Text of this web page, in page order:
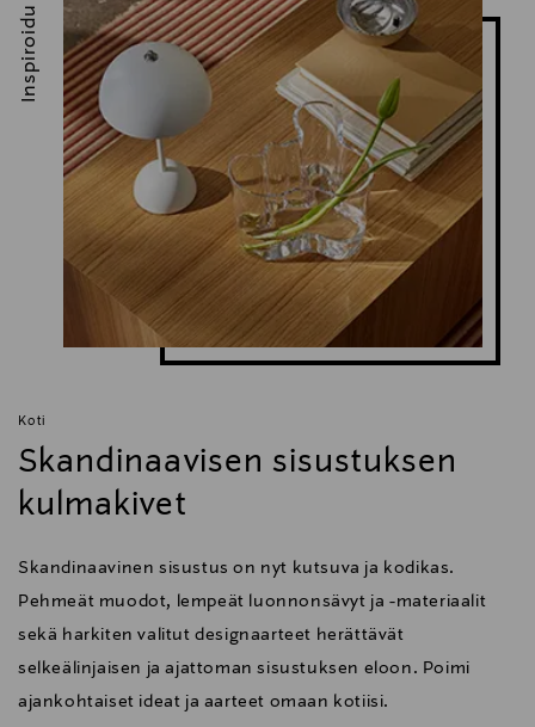
Koti
Skandinaavisen sisustuksen
kulmakivet
Skandinaavinen sisustus on nyt kutsuva ja kodikas.
Pehmeät muodot, lempeät luonnonsävyt ja -materiaalit
sekä harkiten valitut designaarteet herättävät
selkeälinjaisen ja ajattoman sisustuksen eloon. Poimi
ajankohtaiset ideat ja aarteet omaan kotiisi.
Inspiroidu